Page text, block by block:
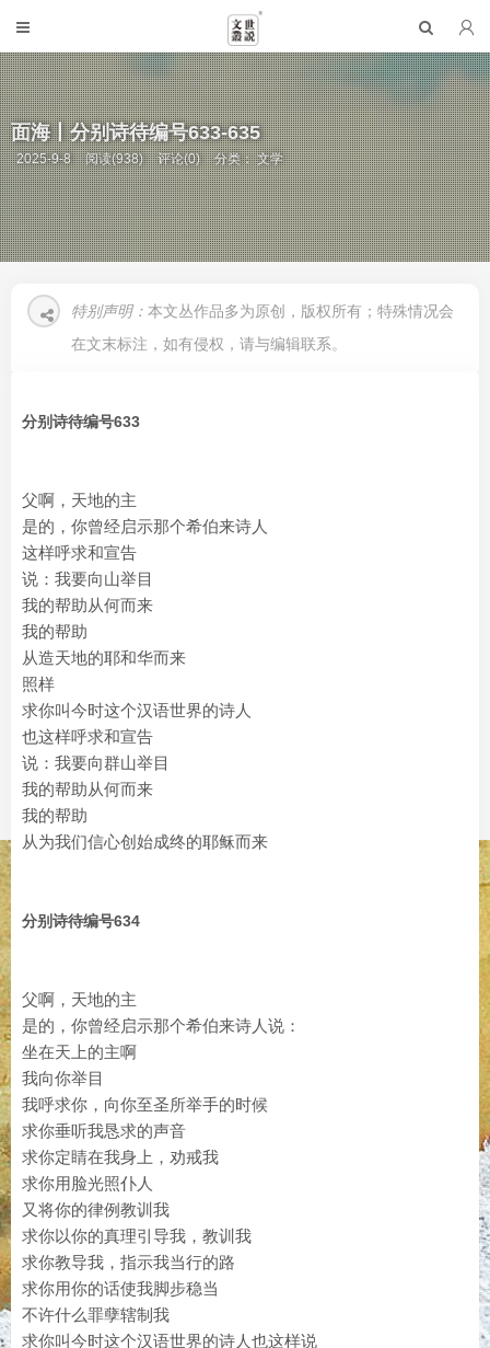
面海丨分别诗待编号633-635
2025-9-8 阅读(938) 评论(0) 分类：文学
特别声明： 本文丛作品多为原创，版权所有；特殊情况会
在文末标注，如有侵权，请与编辑联系。
分别诗待编号633
父啊，天地的主
是的，你曾经启示那个希伯来诗人
这样呼求和宣告
说：我要向山举目
我的帮助从何而来
我的帮助
从造天地的耶和华而来
照样
求你叫今时这个汉语世界的诗人
也这样呼求和宣告
说：我要向群山举目
我的帮助从何而来
我的帮助
从为我们信心创始成终的耶稣而来
分别诗待编号634
父啊，天地的主
是的，你曾经启示那个希伯来诗人说：
坐在天上的主啊
我向你举目
我呼求你，向你至圣所举手的时候
求你垂听我恳求的声音
求你定睛在我身上，劝戒我
求你用脸光照仆人
又将你的律例教训我
求你以你的真理引导我，教训我
求你教导我，指示我当行的路
求你用你的话使我脚步稳当
不许什么罪孽辖制我
求你叫今时这个汉语世界的诗人也这样说